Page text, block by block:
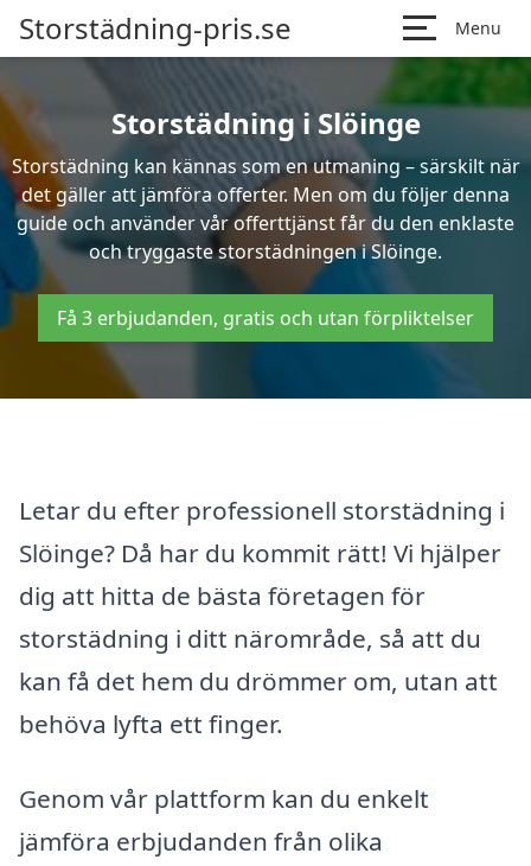
Storstädning-pris.se Menu
Storstädning i Slöinge
Storstädning kan kännas som en utmaning – särskilt när
det gäller att jämföra offerter. Men om du följer denna
guide och använder vår offerttjänst får du den enklaste
och tryggaste storstädningen i Slöinge.
Få 3 erbjudanden, gratis och utan förpliktelser
Letar du efter professionell storstädning i
Slöinge? Då har du kommit rätt! Vi hjälper
dig att hitta de bästa företagen för
storstädning i ditt närområde, så att du
kan få det hem du drömmer om, utan att
behöva lyfta ett finger.
Genom vår plattform kan du enkelt
jämföra erbjudanden från olika